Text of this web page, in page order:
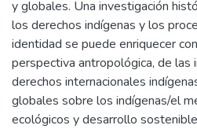
y globales. Una investigación
los derechos indígenas y los
identidad se puede enriquecer
perspectiva antropológica, de las
derechos internacionales
globales sobre los indígenas/el
ecológicos y desarrollo